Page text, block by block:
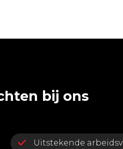
bij ons
Uitstekende